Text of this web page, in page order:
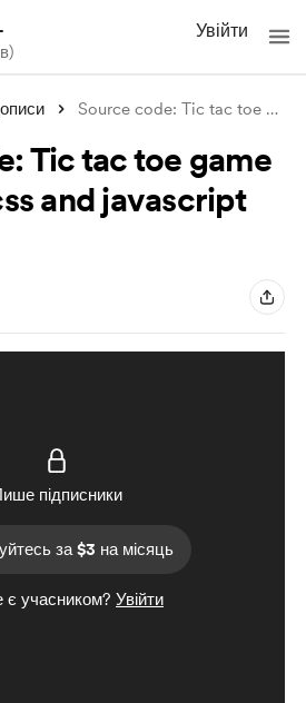
Увійти
Source code: Tic tac toe game using html
Tic tac toe game
and javascript
підписники
за $3 на місяць
є учасником? Увійти